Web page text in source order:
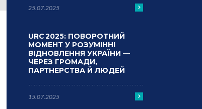
25.07.2025
URC 2025: ПОВОРОТНИЙ
МОМЕНТ У РОЗУМІННІ
ВІДНОВЛЕННЯ УКРАЇНИ —
ЧЕРЕЗ ГРОМАДИ,
ПАРТНЕРСТВА Й ЛЮДЕЙ
15.07.2025